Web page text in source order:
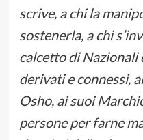
scrive, a chi la
sostenerla, a chi
calcetto di
derivati e connessi,
Osho, ai suoi
persone per farne